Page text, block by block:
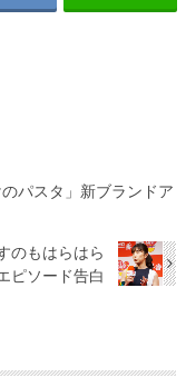
パスタ」新ブランドア
のもはらはら
ピソード告白